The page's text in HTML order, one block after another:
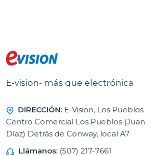
E-vision- más que electrónica
DIRECCIÓN: E-Vision, Los Pueblos
Centro Comercial Los Pueblos (Juan
Díaz) Detrás de Conway, local A7
Llámanos: (507) 217-7661